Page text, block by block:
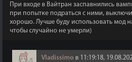
При входе в Вайтран заспавнились
при попытке подраться с ними,
хорошо. Лучше буду использовать мод
чтобы случайно не умерли)
Vladissimo в 11:19:18,